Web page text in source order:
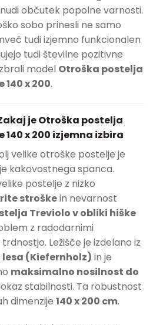
občutek popolne varnosti.
sobo prinesli ne samo
tudi izjemno funkcionalen
tudi številne pozitivne
model Otroška postelja
x 200.
je Otroška postelja
140 x 200 izjemna izbira
velike otroške postelje je
kakovostnega spanca.
postelje z nizko
stroškein nevarnost
Treviolo v obliki hiške
z radodarnimi
Ležišče je izdelano iz
(Kiefernholz) in je
maksimalno nosilnost do
stabilnosti. Ta robustnost
dimenzije 140 x 200 cm.